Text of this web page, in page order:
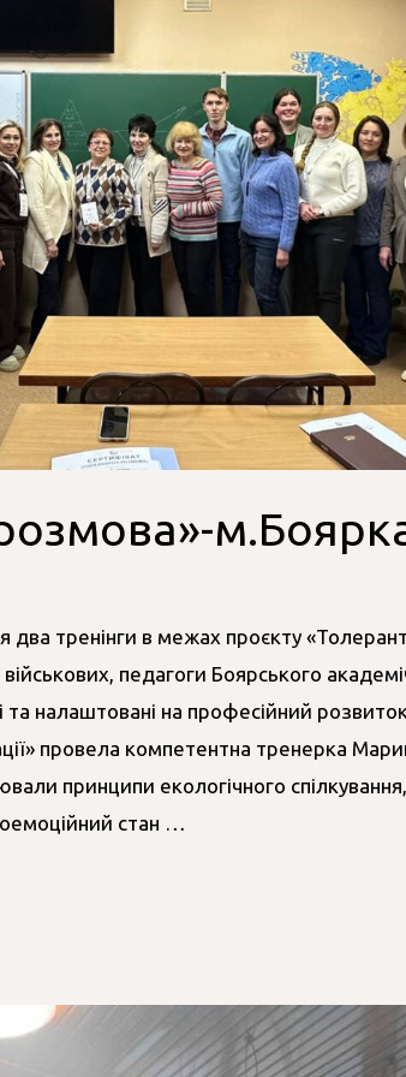
два тренінги в межах проєкту
військових, педагоги Боярського
та налаштовані на професійний
провела компетентна тренерка
принципи екологічного
стан …